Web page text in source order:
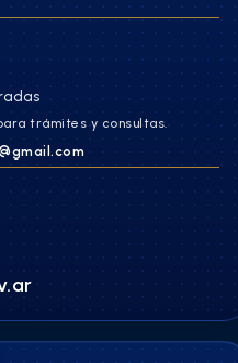
trámites y consultas.